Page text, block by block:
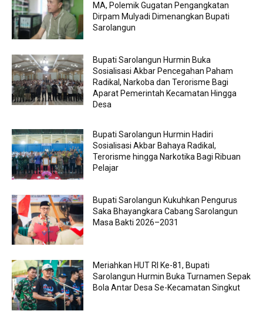
MA, Polemik Gugatan Pengangkatan
Dirpam Mulyadi Dimenangkan Bupati
Sarolangun
Bupati Sarolangun Hurmin Buka
Sosialisasi Akbar Pencegahan Paham
Radikal, Narkoba dan Terorisme Bagi
Aparat Pemerintah Kecamatan Hingga
Desa
Bupati Sarolangun Hurmin Hadiri
Sosialisasi Akbar Bahaya Radikal,
Terorisme hingga Narkotika Bagi Ribuan
Pelajar
Bupati Sarolangun Kukuhkan Pengurus
Saka Bhayangkara Cabang Sarolangun
Masa Bakti 2026–2031
Meriahkan HUT RI Ke-81, Bupati
Sarolangun Hurmin Buka Turnamen Sepak
Bola Antar Desa Se-Kecamatan Singkut